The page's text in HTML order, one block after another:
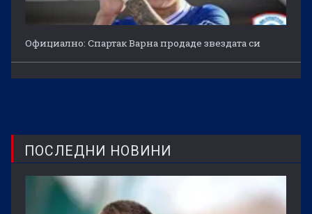
Официално: Спартак Варна продаде звездата си
ПОСЛЕДНИ НОВИНИ